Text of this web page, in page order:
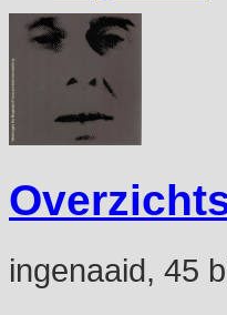
ingenaaid, 45